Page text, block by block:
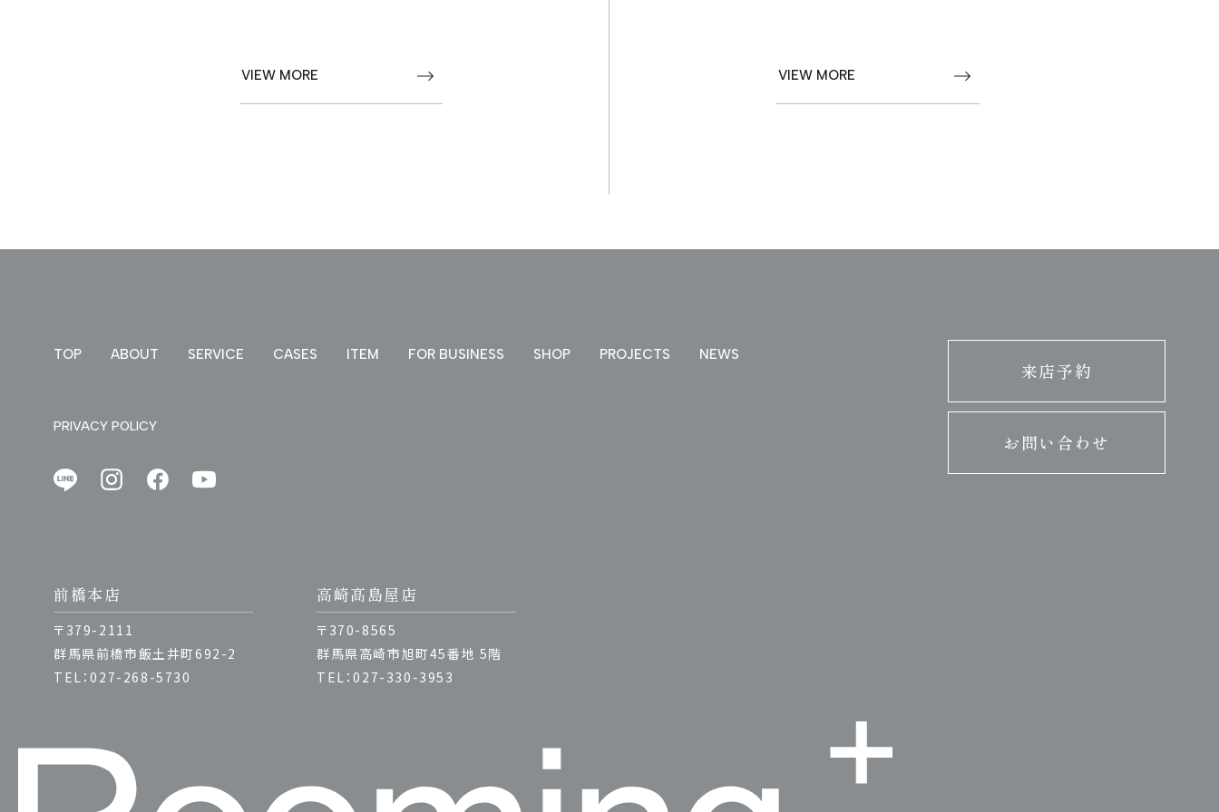
VIEW MORE VIEW MORE
TOP ABOUT SERVICE CASES ITEM FOR BUSINESS SHOP PROJECTS NEWS
PRIVACY POLICY
来店予約
お問い合わせ
前橋本店
〒379-2111
群馬県前橋市飯土井町692-2
TEL：027-268-5730
高崎髙島屋店
〒370-8565
群馬県高崎市旭町45番地 5階
TEL：027-330-3953